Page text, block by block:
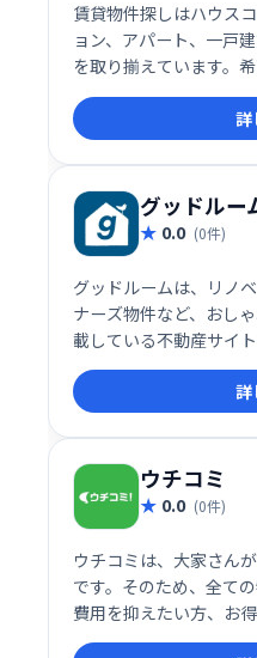
賃貸物件探しはハウス
ョン、アパート、一戸
を取り揃えています。
つけることができ、ス
ます。理想の住まい探
ょう！
詳
グッドルー
0.0 (0件)
グッドルームは、リノ
ナーズ物件など、おし
載している不動産サイ
件をお探しの方におす
で、お部屋の雰囲気を
住まい探しをグッドル
詳
ウチコミ
0.0 (0件)
ウチコミは、大家さん
です。そのため、全て
費用を抑えたい方、お
適です。 掲載物件は多